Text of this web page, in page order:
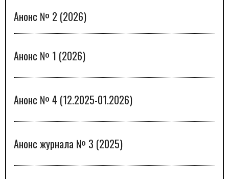
Анонс № 2 (2026)
Анонс № 1 (2026)
Анонс № 4 (12.2025-01.2026)
Анонс журнала № 3 (2025)